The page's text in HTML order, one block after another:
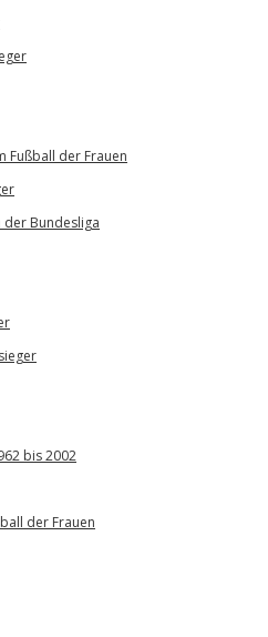
Fußball der Frauen
Bundesliga
bis 2002
der Frauen